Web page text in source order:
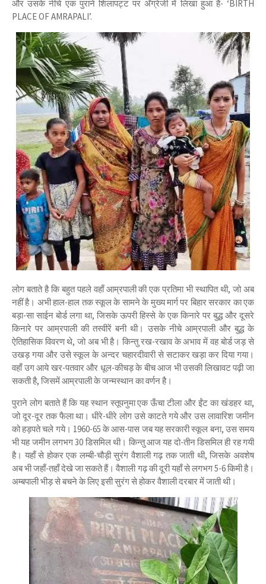
और उसके नीचे एक पुराने शिलापट्ट पर अँग्रेजी में लिखा हुआ है- ‘BIRTH
PLACE OF AMRAPALI’.
लोग बताते है कि बहुत पहले वहाँ आम्रपाली की एक प्रतिमा भी स्थापित थी, जो अब
नहीं है। अभी हाल-हाल तक स्कूल के सामने के मुख्य मार्ग पर बिहार सरकार का एक
बड़ा-सा साईन बोर्ड लगा था, जिसके ऊपरी हिस्से के एक किनारे पर बुद्ध और दूसरे
किनारे पर आम्रपाली की तस्वीरें बनी थी। उसके नीचे आम्रपाली और बुद्ध के
ऐतिहासिक विवरण थे, जो अब भी है। किन्तु रख-रखाव के अभाव में वह बोर्ड जड़ से
उखड़ गया और उसे स्कूल के अन्दर चहारदीवारी से सटाकर खड़ा कर दिया गया।
वहाँ उग आये खर-पतवार और धूल-कीचड़ के बीच आज भी उसकी लिखावट पढ़ी जा
सकती है, जिसमें आम्रपाली के जन्मस्थान का वर्णन है।
पुराने लोग बताते हैं कि यह स्थान स्तूपनुमा एक ऊँचा टीला और ईंट का खंडहर था,
जो दूर-दूर तक फैला था। धीरे-धीरे लोग उसे काटते गये और उस लावारिश जमीन
को हड़पते चले गये। 1960-65 के आस-पास जब यह सरकारी स्कूल बना, उस समय
भी यह जमीन लगभग 30 डिसमिल थी। किन्तु आज यह दो-तीन डिसमिल ही रह गयी
है। यहाँ से होकर एक लम्बी-चौड़ी सुरंग वैशाली गढ़ तक जाती थी, जिसके अवशेष
अब भी जहाँ-तहाँ देखे जा सकते हैं। वैशाली गढ़ की दूरी यहाँ से लगभग 5-6 किमी है।
अम्बपाली भीड़ से बचने के लिए इसी सुरंग से होकर वैशाली दरबार में जाती थी।